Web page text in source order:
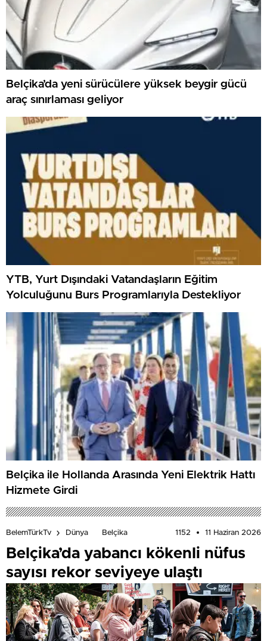
Belçika’da yeni sürücülere yüksek beygir gücü
araç sınırlaması geliyor
YTB, Yurt Dışındaki Vatandaşların Eğitim
Yolculuğunu Burs Programlarıyla Destekliyor
Belçika ile Hollanda Arasında Yeni Elektrik Hattı
Hizmete Girdi
BelemTürkTv Dünya Belçika 1152 11 Haziran 2026
Belçika’da yabancı kökenli nüfus
sayısı rekor seviyeye ulaştı